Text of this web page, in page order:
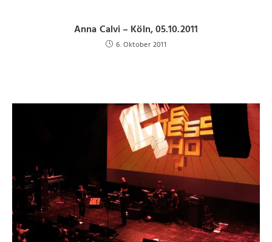
Anna Calvi – Köln, 05.10.2011
6. Oktober 2011